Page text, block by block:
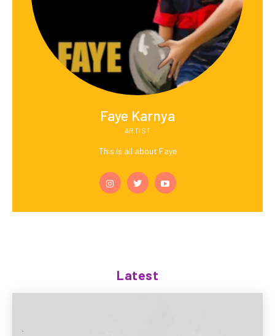
Faye Karnya
ARTIST
This is all about Faye
Latest